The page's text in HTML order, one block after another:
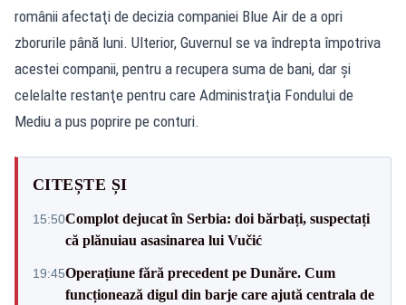
românii afectaţi de decizia companiei Blue Air de a opri
zborurile până luni. Ulterior, Guvernul se va îndrepta împotriva
acestei companii, pentru a recupera suma de bani, dar şi
celelalte restanţe pentru care Administraţia Fondului de
Mediu a pus poprire pe conturi.
CITEȘTE ȘI
15:50Complot dejucat în Serbia: doi bărbați, suspectați
că plănuiau asasinarea lui Vučić
19:45Operațiune fără precedent pe Dunăre. Cum
funcționează digul din barje care ajută centrala de